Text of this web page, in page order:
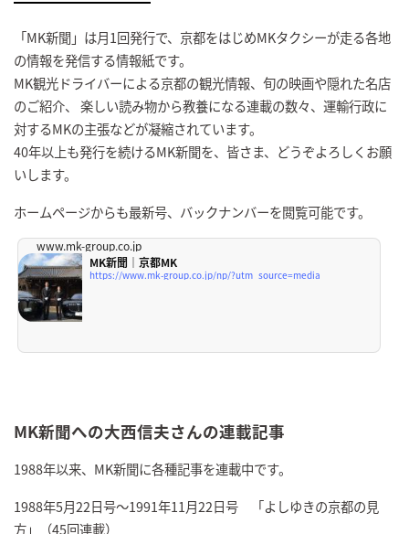
「MK新聞」は月1回発行で、京都をはじめMKタクシーが走る各地
の情報を発信する情報紙です。
MK観光ドライバーによる京都の観光情報、旬の映画や隠れた名店
のご紹介、 楽しい読み物から教養になる連載の数々、運輸行政に
対するMKの主張などが凝縮されています。
40年以上も発行を続けるMK新聞を、皆さま、どうぞよろしくお願
いします。
ホームページからも最新号、バックナンバーを閲覧可能です。
www.mk-group.co.jp
MK新聞｜京都MK
https://www.mk-group.co.jp/np/?utm_source=media
MK新聞への大西信夫さんの連載記事
1988年以来、MK新聞に各種記事を連載中です。
1988年5月22日号～1991年11月22日号 「よしゆきの京都の見
方」（45回連載）